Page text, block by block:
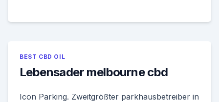
BEST CBD OIL
Lebensader melbourne cbd
Icon Parking. Zweitgrößter parkhausbetreiber in